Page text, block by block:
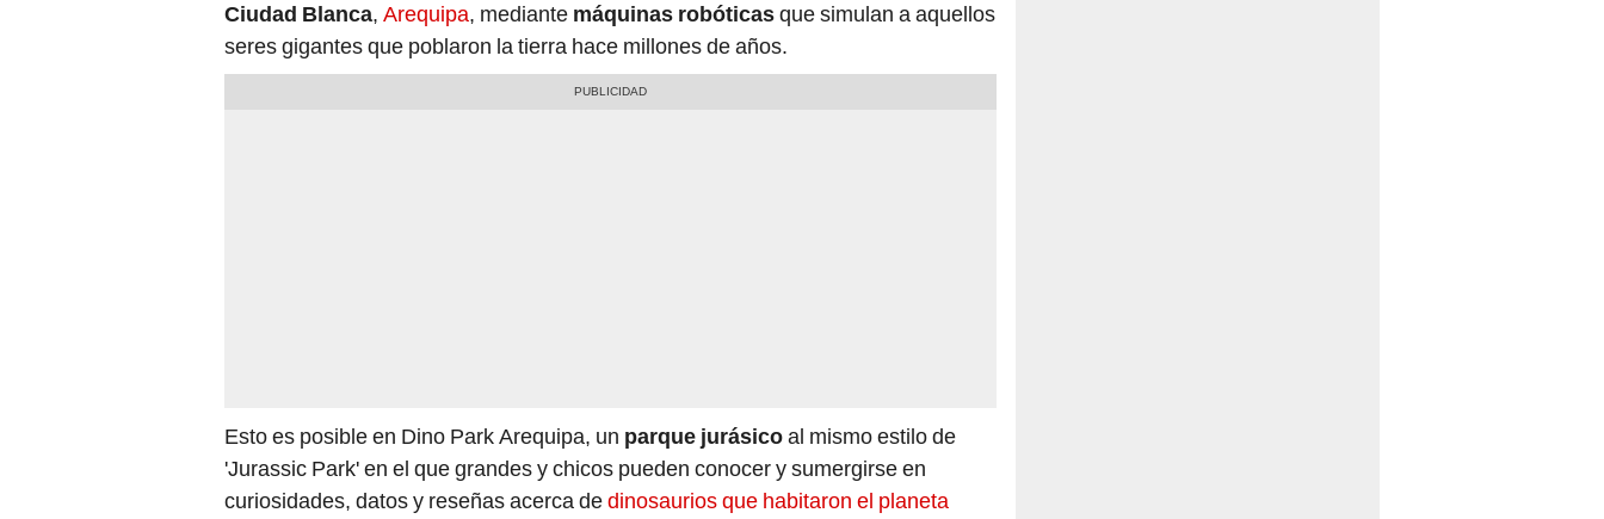
Ciudad Blanca, Arequipa, mediante máquinas robóticasque simulan a aquellos
seres gigantes que poblaron la tierra hace millones de años.
Esto es posible en Dino Park Arequipa, un parque jurásicoal mismo estilo de
'Jurassic Park' en el que grandes y chicos pueden conocer y sumergirse en
curiosidades, datos y reseñas acerca dedinosaurios que habitaron el planeta